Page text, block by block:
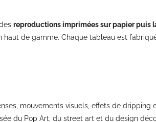
reproductions imprimées sur papier puis
de gamme. Chaque tableau est
mouvements visuels, effets de
du Pop Art, du street art et du design